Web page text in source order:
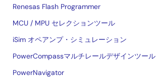
Renesas Flash Programmer
MCU / MPU セレクションツール
iSim オペアンプ・シミュレーション
PowerCompassマルチレールデザインツール
PowerNavigator